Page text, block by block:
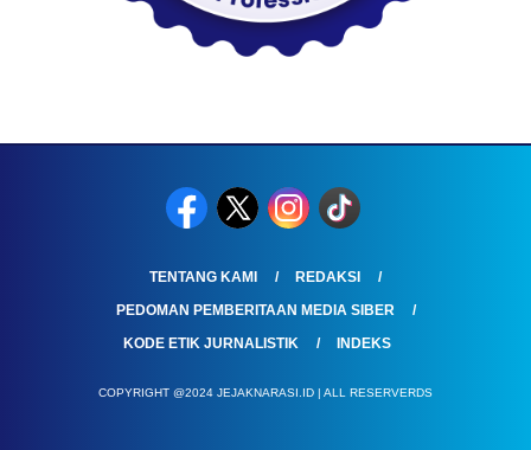
TENTANG KAMI
REDAKSI
PEDOMAN PEMBERITAAN MEDIA SIBER
KODE ETIK JURNALISTIK
INDEKS
COPYRIGHT @2024 JEJAKNARASI.ID | ALL RESERVERDS